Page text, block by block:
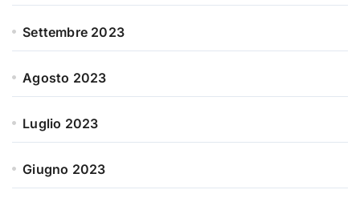
Settembre 2023
Agosto 2023
Luglio 2023
Giugno 2023